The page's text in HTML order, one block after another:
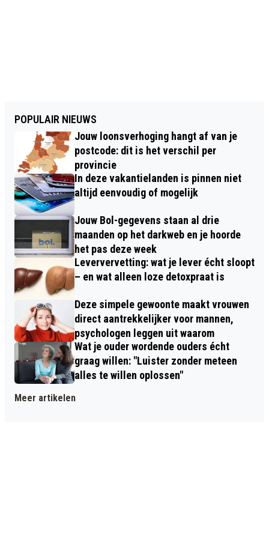
POPULAIR NIEUWS
Jouw loonsverhoging hangt af van je
postcode: dit is het verschil per
provincie
In deze vakantielanden is pinnen niet
altijd eenvoudig of mogelijk
Jouw Bol-gegevens staan al drie
maanden op het darkweb en je hoorde
het pas deze week
Leververvetting: wat je lever écht sloopt
– en wat alleen loze detoxpraat is
Deze simpele gewoonte maakt vrouwen
direct aantrekkelijker voor mannen,
psychologen leggen uit waarom
Wat je ouder wordende ouders écht
graag willen: "Luister zonder meteen
alles te willen oplossen"
Meer artikelen